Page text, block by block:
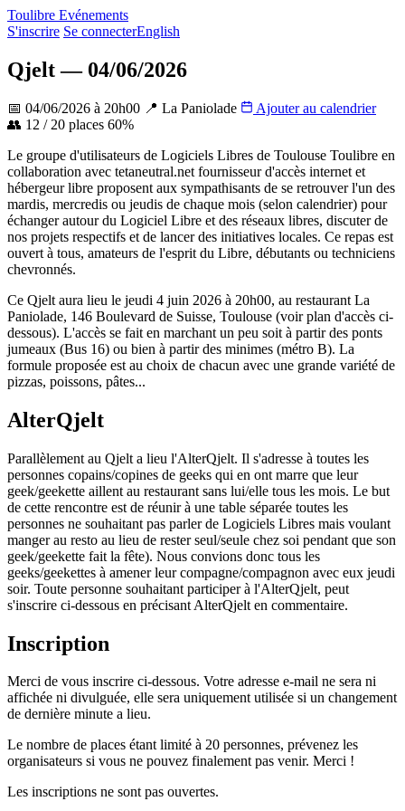
Toulibre Evénements
S'inscrire Se connecterEnglish
Qjelt — 04/06/2026
📅 04/06/2026 à 20h00 📍 La Paniolade
Ajouter au calendrier
👥 12 / 20 places 60%
Qjelt — 04/06/2026
×
+
−
Le groupe d'utilisateurs de Logiciels Libres de Toulouse Toulibre en
collaboration avec tetaneutral.net fournisseur d'accès internet et
hébergeur libre proposent aux sympathisants de se retrouver l'un des
mardis, mercredis ou jeudis de chaque mois (selon calendrier) pour
échanger autour du Logiciel Libre et des réseaux libres, discuter de
nos projets respectifs et de lancer des initiatives locales. Ce repas est
ouvert à tous, amateurs de l'esprit du Libre, débutants ou techniciens
chevronnés.
Ce Qjelt aura lieu le jeudi 4 juin 2026 à 20h00, au restaurant La
Paniolade, 146 Boulevard de Suisse, Toulouse (voir plan d'accès ci-
dessous). L'accès se fait en marchant un peu soit à partir des ponts
jumeaux (Bus 16) ou bien à partir des minimes (métro B). La
formule proposée est au choix de chacun avec une grande variété de
pizzas, poissons, pâtes...
AlterQjelt
Parallèlement au Qjelt a lieu l'AlterQjelt. Il s'adresse à toutes les
personnes copains/copines de geeks qui en ont marre que leur
geek/geekette aillent au restaurant sans lui/elle tous les mois. Le but
de cette rencontre est de réunir à une table séparée toutes les
personnes ne souhaitant pas parler de Logiciels Libres mais voulant
manger au resto au lieu de rester seul/seule chez soi pendant que son
geek/geekette fait la fête). Nous convions donc tous les
geeks/geekettes à amener leur compagne/compagnon avec eux jeudi
soir. Toute personne souhaitant participer à l'AlterQjelt, peut
s'inscrire ci-dessous en précisant AlterQjelt en commentaire.
Inscription
Merci de vous inscrire ci-dessous. Votre adresse e-mail ne sera ni
affichée ni divulguée, elle sera uniquement utilisée si un changement
de dernière minute a lieu.
Le nombre de places étant limité à 20 personnes, prévenez les
organisateurs si vous ne pouvez finalement pas venir. Merci !
Les inscriptions ne sont pas ouvertes.